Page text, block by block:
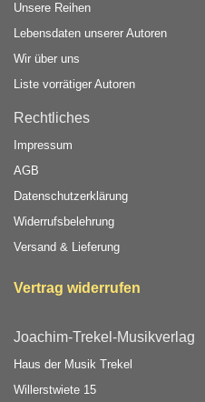
Unsere Reihen
Lebensdaten unserer Autoren
Wir über uns
Liste vorrätiger Autoren
Rechtliches
Impressum
AGB
Datenschutzerklärung
Widerrufsbelehrung
Versand & Lieferung
Vertrag widerrufen
Joachim-Trekel-Musikverlag
Haus der Musik Trekel
Willerstwiete 15